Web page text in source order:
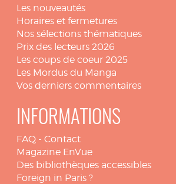
Les nouveautés
Horaires et fermetures
Nos sélections thématiques
Prix des lecteurs 2026
Les coups de coeur 2025
Les Mordus du Manga
Vos derniers commentaires
INFORMATIONS
FAQ - Contact
Magazine EnVue
Des bibliothèques accessibles
Foreign in Paris ?